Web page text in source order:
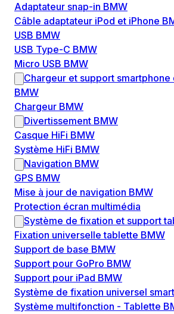
Adaptateur snap-in BMW
Câble adaptateur iPod et iPhone
USB BMW
USB Type-C BMW
Micro USB BMW
Chargeur et support
BMW
Chargeur BMW
Divertissement BMW
Casque HiFi BMW
Système HiFi BMW
Navigation BMW
GPS BMW
Mise à jour de navigation BMW
Protection écran multimédia
Système de fixation et support
Fixation universelle tablette BMW
Support de base BMW
Support pour GoPro BMW
Support pour iPad BMW
Système de fixation universel
Système multifonction - Tablette